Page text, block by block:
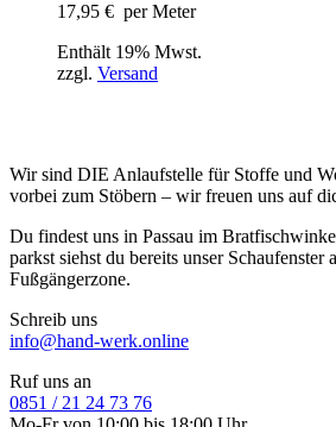
17,95 € per Meter
Enthält 19% Mwst.
zzgl. Versand
Wir sind DIE Anlaufstelle für Stoffe und
vorbei zum Stöbern – wir freuen uns auf
Du findest uns in Passau im
parkst siehst du bereits unser Schaufenster
Fußgängerzone.
Schreib uns
info@hand-werk.online
Ruf uns an
0851 / 21 24 73 76